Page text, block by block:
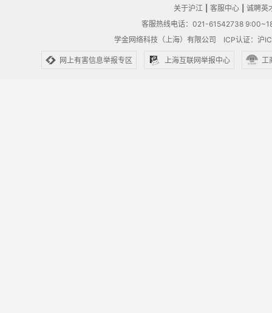
关于沪江 客服中心
诚聘英
客服热线电话：021-61542738
学金网络科技（上海）有限公司 ICP认证：沪
网上有害信息举报专区 上海互联网举报中心 工